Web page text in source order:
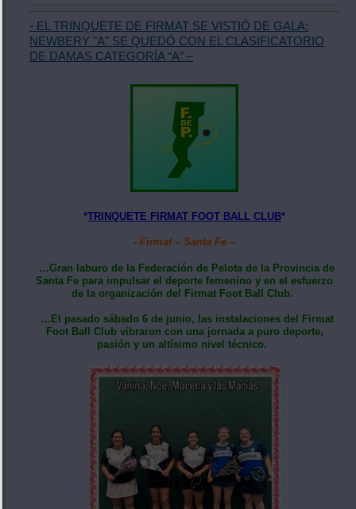
- EL TRINQUETE DE FIRMAT SE VISTIÓ DE GALA:
NEWBERY "A" SE QUEDÓ CON EL CLASIFICATORIO
DE DAMAS CATEGORÍA “A” –
*TRINQUETE FIRMAT FOOT BALL CLUB*
- Firmat – Santa Fe –
…Gran laburo de la Federación de Pelota de la Provincia de
Santa Fe para impulsar el deporte femenino y en el esfuerzo
de la organización del Firmat Foot Ball Club.
…El pasado sábado 6 de junio, las instalaciones del Firmat
Foot Ball Club vibraron con una jornada a puro deporte,
pasión y un altísimo nivel técnico.